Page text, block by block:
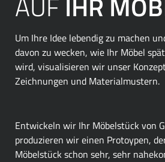
Um Ihre Idee lebendig zu machen
davon zu wecken, wie Ihr Möbel
wird, visualisieren wir unser
Zeichnungen und Materialmustern.
Entwickeln wir Ihr Möbelstück von
produzieren wir einen Protoypen,
Möbelstück schon sehr, sehr